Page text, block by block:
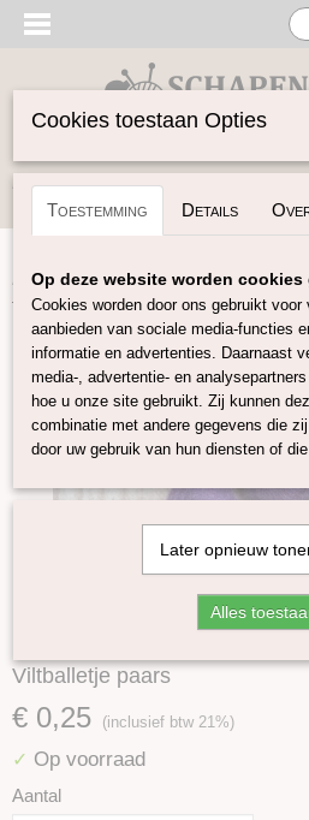
Inloggen Registreren
Home>Vilten>Viltballetjes>
Viltballetje paars
€ 0,25 (inclusief btw 21%)
✓ Op voorraad
Aantal
Cookies toestaan Opties
Toestemming Details
Op deze website worden
Cookies worden door ons gebruikt
aanbieden van sociale media-functies
informatie en advertenties. Daarnaast
media-, advertentie- en
hoe u onze site gebruikt. Zij kunnen
combinatie met andere gegevens die
door uw gebruik van hun diensten of
Later opnieuw
Alles